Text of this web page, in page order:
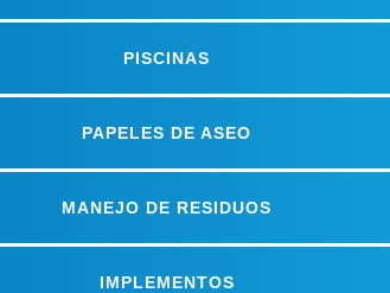
PISCINAS
PAPELES DE ASEO
MANEJO DE RESIDUOS
IMPLEMENTOS